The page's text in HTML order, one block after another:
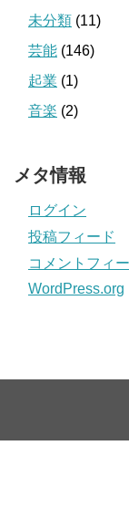
未分類 (11)
芸能 (146)
起業 (1)
音楽 (2)
メタ情報
ログイン
投稿フィード
コメントフィ
WordPress.org